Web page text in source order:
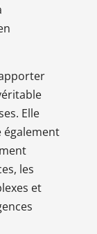
Elle
également
les
et